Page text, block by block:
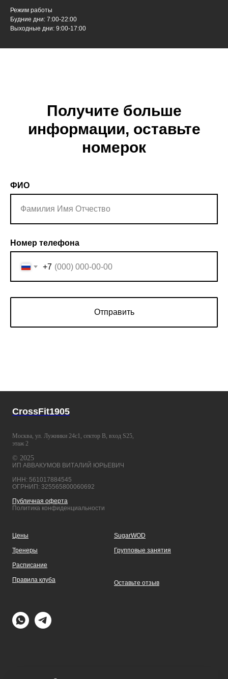
Режим работы
Будние дни: 7:00-22:00
Выходные дни: 9:00-17:00
Получите больше
информации, оставьте
номерок
ФИО
Фамилия Имя Отчество
Номер телефона
+7
Отправить
CrossFit1905
Москва, ул. Лужники 24с1, сектор B, вход S25,
этаж 2
© 2025
ИП АВВАКУМОВ ВИТАЛИЙ ЮРЬЕВИЧ
ИНН: 561017884545
ОГРНИП: 325565800060692
Публичная оферта
Политика конфиденциальности
Цены
Тренеры
Расписание
Правила клуба
SugarWOD
Групповые занятия
Оставьте отзыв